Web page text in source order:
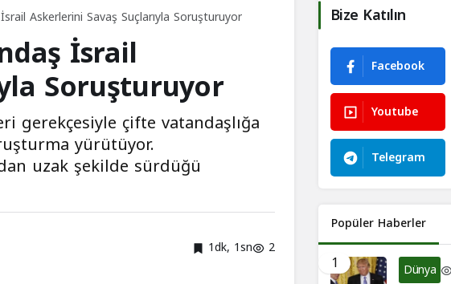
Askerlerini Savaş Suçlarıyla Soruşturuyor
İsrail
Soruşturuyor
gerekçesiyle çifte vatandaşlığa
yürütüyor.
uzak şekilde sürdüğü
1dk, 1sn 2
Bize Katılın
Facebook
Youtube
Telegram
Popüler Haberler
1 Dünya